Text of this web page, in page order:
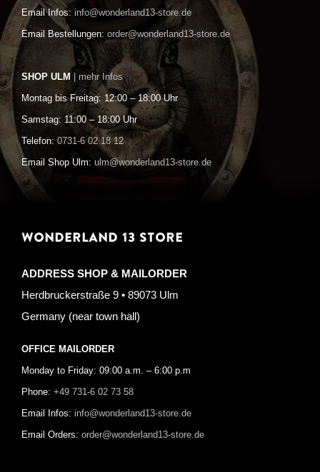
Email Infos: info@wonderland13-store.de
Email Bestellungen: order@wonderland13-store.de
SHOP ULM | mehr Infos
Montag bis Freitag: 12:00 – 18:00 Uhr
Samstag: 11:00 – 18:00 Uhr
Telefon: 0731-6 02 18 12
Email Shop Ulm: ulm@wonderland13-store.de
WONDERLAND 13 STORE
ADDRESS SHOP & MAILORDER
Herdbruckerstraße 9 • 89073 Ulm
Germany (near town hall)
OFFICE MAILORDER
Monday to Friday: 09:00 a.m. – 6:00 p.m
Phone: +49 731-6 02 73 58
Email Infos: info@wonderland13-store.de
Email Orders: order@wonderland13-store.de